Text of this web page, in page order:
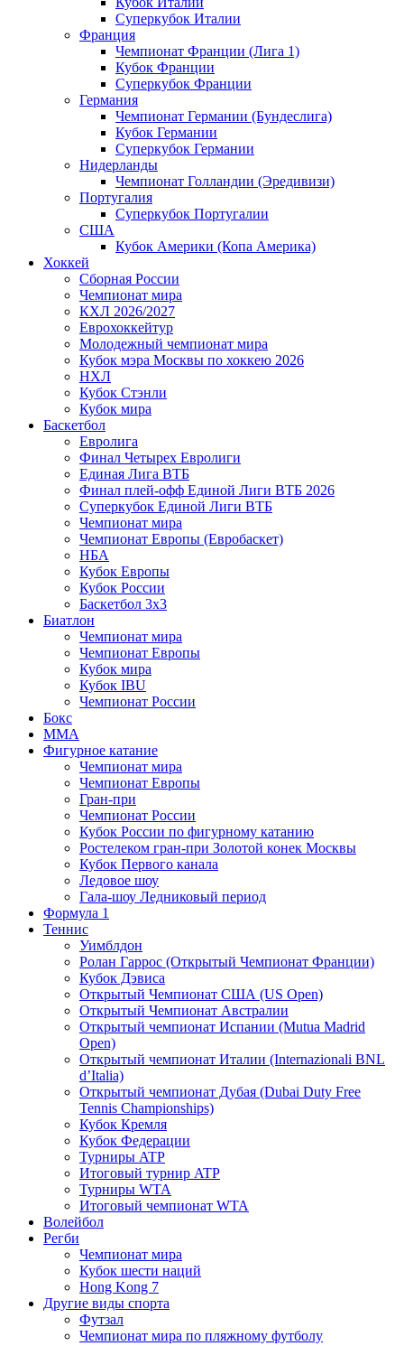
Суперкубок Италии
Франция
Чемпионат Франции (Лига 1)
Кубок Франции
Суперкубок Франции
Германия
Чемпионат Германии (Бундеслига)
Кубок Германии
Суперкубок Германии
Нидерланды
Чемпионат Голландии (Эредивизи)
Португалия
Суперкубок Португалии
США
Кубок Америки (Копа Америка)
Хоккей
Сборная России
Чемпионат мира
КХЛ 2026/2027
Еврохоккейтур
Молодежный чемпионат мира
Кубок мэра Москвы по хоккею 2026
НХЛ
Кубок Стэнли
Кубок мира
Баскетбол
Евролига
Финал Четырех Евролиги
Единая Лига ВТБ
Финал плей-офф Единой Лиги ВТБ 2026
Суперкубок Единой Лиги ВТБ
Чемпионат мира
Чемпионат Европы (Евробаскет)
НБА
Кубок Европы
Кубок России
Баскетбол 3х3
Биатлон
Чемпионат мира
Чемпионат Европы
Кубок мира
Кубок IBU
Чемпионат России
Бокс
MMA
Фигурное катание
Чемпионат мира
Чемпионат Европы
Гран-при
Чемпионат России
Кубок России по фигурному катанию
Ростелеком гран-при Золотой конек Москвы
Кубок Первого канала
Ледовое шоу
Гала-шоу Ледниковый период
Формула 1
Теннис
Уимблдон
Ролан Гаррос (Открытый Чемпионат Франции)
Кубок Дэвиса
Открытый Чемпионат США (US Open)
Открытый Чемпионат Австралии
Открытый чемпионат Испании (Mutua Madrid
Open)
Открытый чемпионат Италии (Internazionali BNL
d’Italia)
Открытый чемпионат Дубая (Dubai Duty Free
Tennis Championships)
Кубок Кремля
Кубок Федерации
Турниры ATP
Итоговый турнир ATP
Турниры WTA
Итоговый чемпионат WTA
Волейбол
Регби
Чемпионат мира
Кубок шести наций
Hong Kong 7
Другие виды спорта
Футзал
Чемпионат мира по пляжному футболу